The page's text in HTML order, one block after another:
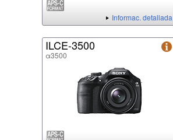
Informac. detallada
ILCE-3500
α3500